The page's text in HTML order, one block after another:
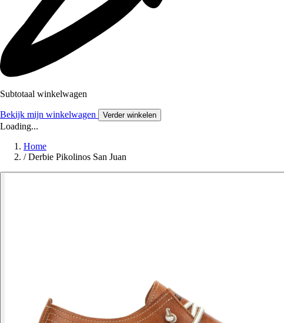
Subtotaal winkelwagen
Bekijk mijn winkelwagen Verder winkelen
Loading...
Home
/ Derbie Pikolinos San Juan